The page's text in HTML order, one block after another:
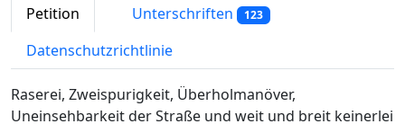
Petition Unterschriften 123
Datenschutzrichtlinie
Raserei, Zweispurigkeit, Überholmanöver,
Uneinsehbarkeit der Straße und weit und breit keinerlei